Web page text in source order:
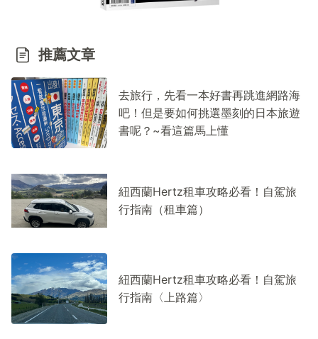
推薦文章
去旅行，先看一本好書再跳進網路海
吧！但是要如何挑選墨刻的日本旅遊
書呢？~看這篇馬上懂
紐西蘭Hertz租車攻略必看！自駕旅
行指南（租車篇）
紐西蘭Hertz租車攻略必看！自駕旅
行指南〈上路篇〉